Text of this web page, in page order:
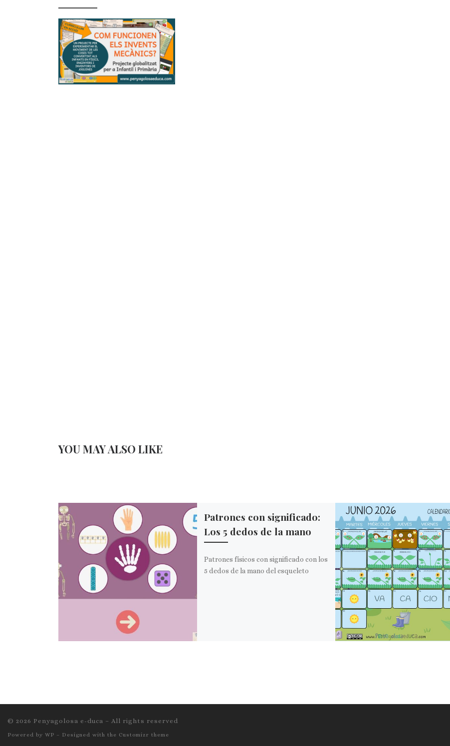
YOU MAY ALSO LIKE
Patrones con significado:
Los 5 dedos de la mano
Patrones físicos con significado con los
5 dedos de la mano del esqueleto
© 2026 Penyagolosa e-duca – All rights reserved
Powered by WP – Designed with the Customizr theme